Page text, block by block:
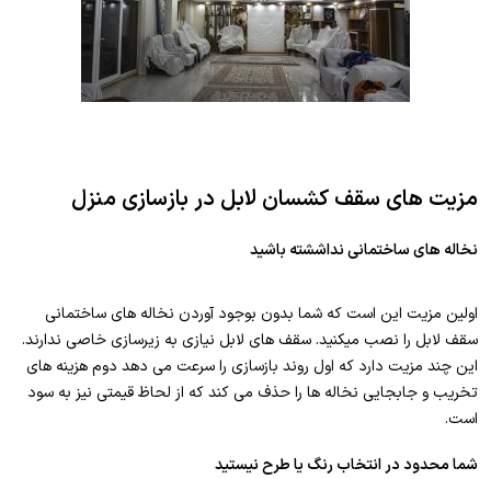
مزیت های سقف کشسان لابل در بازسازی منزل
نخاله های ساختمانی نداششته باشید
اولین مزیت این است که شما بدون بوجود آوردن نخاله های ساختمانی
سقف لابل را نصب میکنید. سقف های لابل نیازی به زیرسازی خاصی ندارند.
این چند مزیت دارد که اول روند بازسازی را سرعت می دهد دوم هزینه های
تخریب و جابجایی نخاله ها را حذف می کند که از لحاظ قیمتی نیز به سود
است.
شما محدود در انتخاب رنگ یا طرح نیستید